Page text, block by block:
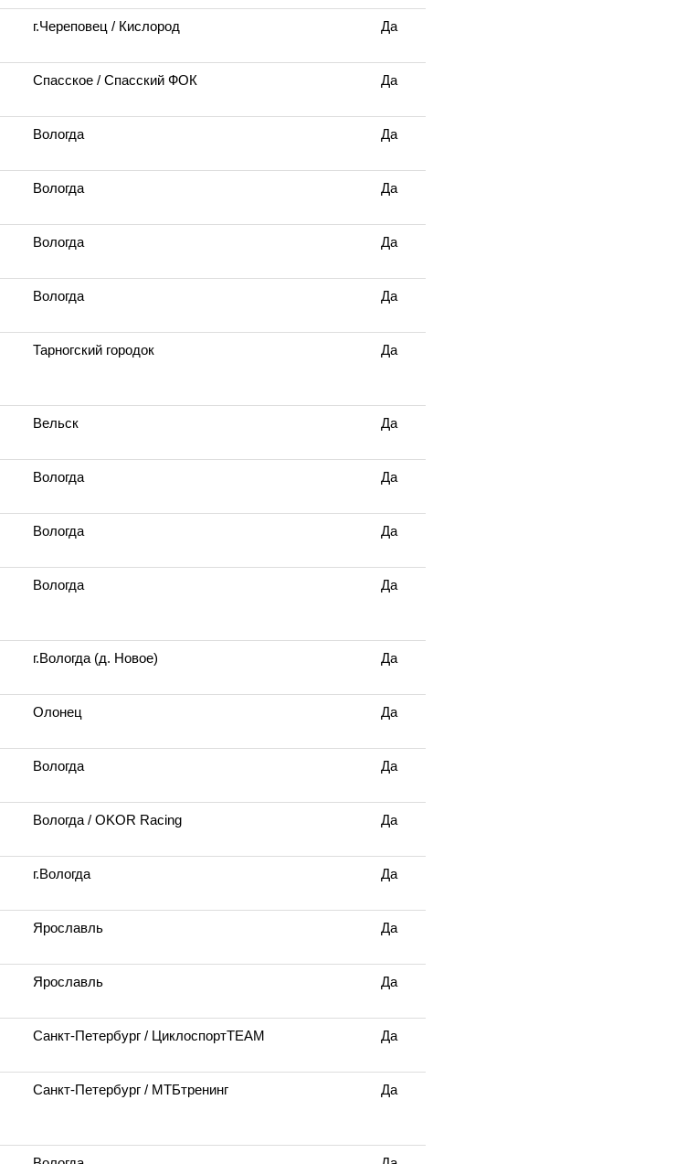
г.Череповец / Кислород Да
Спасское / Спасский ФОК Да
Вологда Да
Вологда Да
Вологда Да
Вологда Да
Тарногский городок Да
Вельск Да
Вологда Да
Вологда Да
Вологда Да
г.Вологда (д. Новое) Да
Олонец Да
Вологда Да
Вологда / OKOR Racing Да
г.Вологда Да
Ярославль Да
Ярославль Да
Санкт-Петербург / ЦиклоспортTEAM Да
Санкт-Петербург / МТБтренинг Да